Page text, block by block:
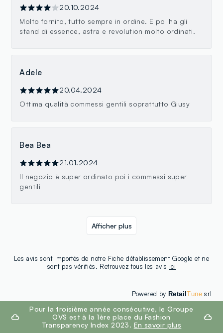
20.10.2024
Molto fornito, tutto sempre in ordine. E poi ha gli
stand di essence, astra e revolution molto ordinati.
Adele
20.04.2024
Ottima qualità commessi gentili soprattutto Giusy
Bea Bea
21.01.2024
Il negozio è super ordinato poi i commessi super
gentili
Les avis sont importés de notre Fiche détablissement Google et ne
sont pas vérifiés. Retrouvez tous les avis ici
Afficher plus
Powered by RetailTunesrl
footer.ariatitlePour la troisième année consécutive, le Groupe
OVS est à la 1ère place du Fashion
Transparency Index 2023. En savoir plus